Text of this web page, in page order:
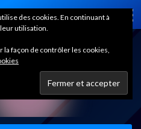
des cookies. En continuant à
utilisation.
la façon de contrôler les cookies,